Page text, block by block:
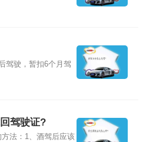
驾驶，暂扣6个月驾
驾驶证?
法：1、酒驾后应该